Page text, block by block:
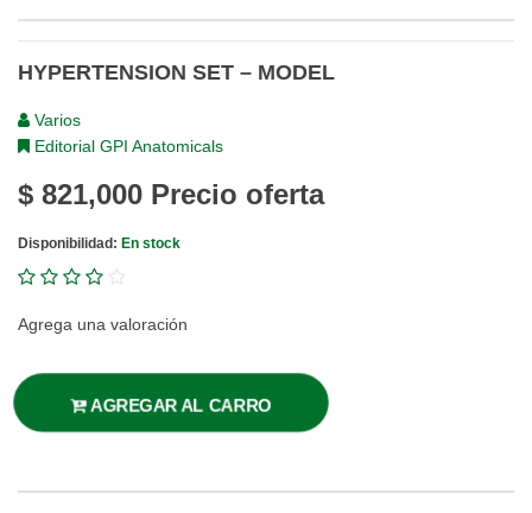
HYPERTENSION SET – MODEL
Varios
Editorial GPI Anatomicals
$ 821,000 Precio oferta
Disponibilidad: En stock
Agrega una valoración
AGREGAR AL CARRO